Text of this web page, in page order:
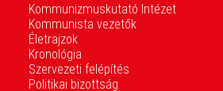
Kommunizmuskutató Intézet
Kommunista vezetők
Életrajzok
Kronológia
Szervezeti felépítés
Politikai bizottság